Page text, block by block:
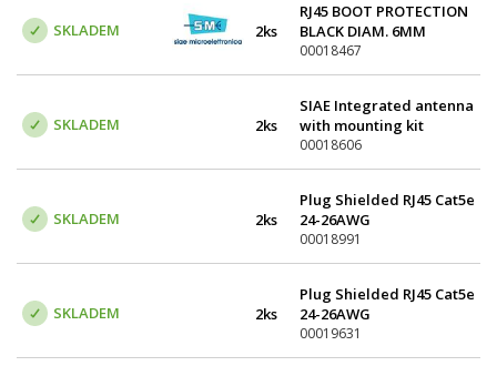
SKLADEM 2ks
RJ45 BOOT PROTECTION
BLACK DIAM. 6MM
00018467
SKLADEM 2ks
SIAE Integrated antenna
with mounting kit
included (0.6m, single
pol.) 17 GHz
00018606
SKLADEM 2ks
Plug Shielded RJ45 Cat5e
24-26AWG
00018991
SKLADEM 2ks
Plug Shielded RJ45 Cat5e
24-26AWG
00019631